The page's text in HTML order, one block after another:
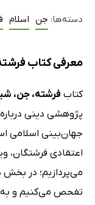
دسته‌ها: جن اسلام
معرفی کتاب
کتاب فرشته، جن،
پژوهشی دینی
جهان‌بینی اسلامی
اعتقادی فرشتگان،
می‌پردازیم؛ در بخش
تفحص می‌کنیم و به